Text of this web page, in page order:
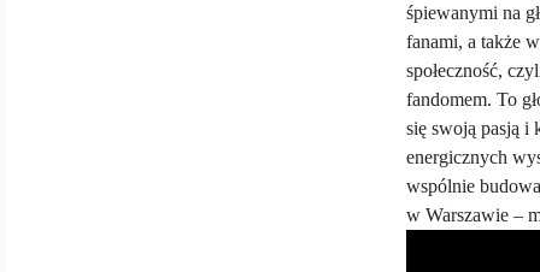
śpiewanymi na
fanami, a także
społeczność,
fandomem. To
się swoją pasją i
energicznych
wspólnie
w Warszawie